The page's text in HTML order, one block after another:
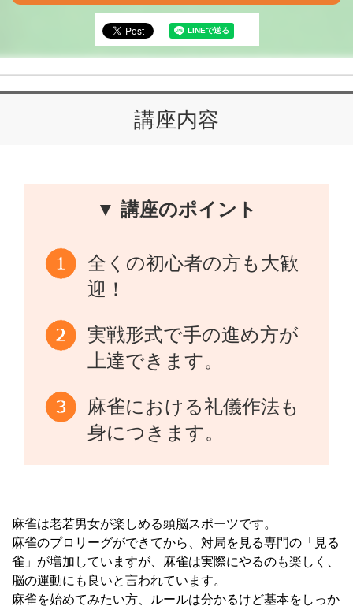
講座内容
▼ 講座のポイント
全くの初心者の方も大歓
迎！
実戦形式で手の進め方が
上達できます。
麻雀における礼儀作法も
身につきます。
麻雀は老若男女が楽しめる頭脳スポーツです。
麻雀のプロリーグができてから、対局を見る専門の「見る
雀」が増加していますが、麻雀は実際にやるのも楽しく、
脳の運動にも良いと言われています。
麻雀を始めてみたい方、ルールは分かるけど基本をしっか